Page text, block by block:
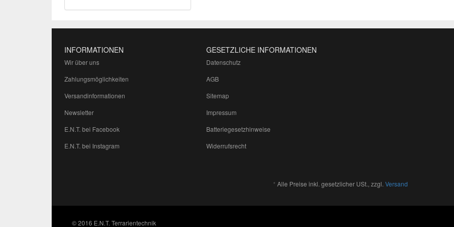
INFORMATIONEN
Wir über uns
Zahlungsmöglichkeiten
Versandinformationen
Newsletter
E.N.T. bei Facebook
E.N.T. bei Instagram
GESETZLICHE INFORMATIONEN
Datenschutz
AGB
Sitemap
Impressum
Batteriegesetzhinweise
Widerrufsrecht
* Alle Preise inkl. gesetzlicher USt., zzgl. Versand
© 2016 E.N.T. Terrarientechnik